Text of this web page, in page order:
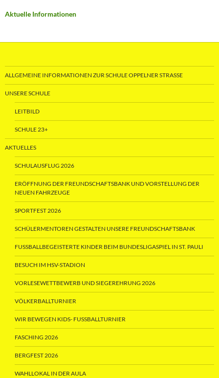
Aktuelle Informationen
ALLGEMEINE INFORMATIONEN ZUR SCHULE OPPELNER STRASSE
UNSERE SCHULE
LEITBILD
SCHULE 23+
AKTUELLES
SCHULAUSFLUG 2026
ERÖFFNUNG DER FREUNDSCHAFTSBANK UND VORSTELLUNG DER
NEUEN FAHRZEUGE
SPORTFEST 2026
SCHÜLERMENTOREN GESTALTEN UNSERE FREUNDSCHAFTSBANK
FUSSBALLBEGEISTERTE KINDER BEIM BUNDESLIGASPIEL IN ST. PAULI
BESUCH IM HSV-STADION
VORLESEWETTBEWERB UND SIEGEREHRUNG 2026
VÖLKERBALLTURNIER
WIR BEWEGEN KIDS- FUSSBALLTURNIER
FASCHING 2026
BERGFEST 2026
WAHLLOKAL IN DER AULA